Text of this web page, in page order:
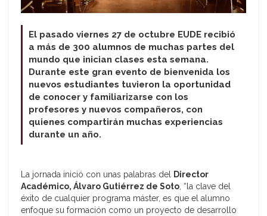
El pasado viernes 27 de octubre EUDE recibió
a más de 300 alumnos de muchas partes del
mundo que inician clases esta semana.
Durante este gran evento de bienvenida los
nuevos estudiantes tuvieron la oportunidad
de conocer y familiarizarse con los
profesores y nuevos compañeros, con
quienes compartirán muchas experiencias
durante un año.
La jornada inició con unas palabras del Director
Académico, Álvaro Gutiérrez de Soto, “la clave del
éxito de cualquier programa máster, es que el alumno
enfoque su formación como un proyecto de desarrollo